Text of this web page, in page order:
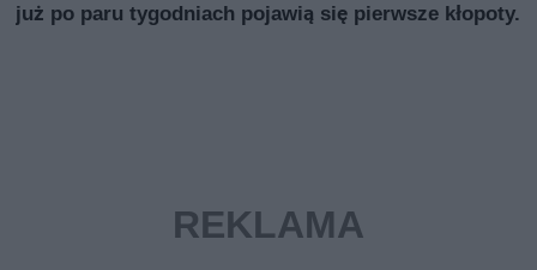
już po paru tygodniach pojawią się pierwsze kłopoty.